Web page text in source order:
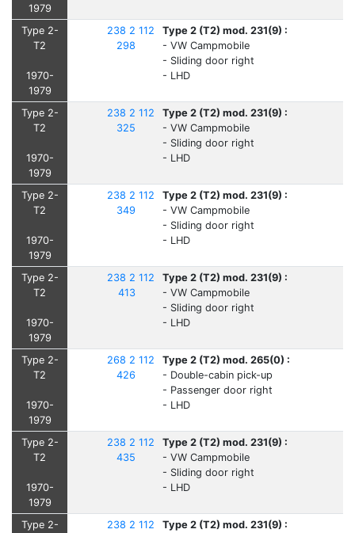
1979
Type 2-
T2
1970-
1979
238 2 112
298
Type 2 (T2) mod. 231(9) :
- VW Campmobile
- Sliding door right
- LHD
Type 2-
T2
1970-
1979
238 2 112
325
Type 2 (T2) mod. 231(9) :
- VW Campmobile
- Sliding door right
- LHD
Type 2-
T2
1970-
1979
238 2 112
349
Type 2 (T2) mod. 231(9) :
- VW Campmobile
- Sliding door right
- LHD
Type 2-
T2
1970-
1979
238 2 112
413
Type 2 (T2) mod. 231(9) :
- VW Campmobile
- Sliding door right
- LHD
Type 2-
T2
1970-
1979
268 2 112
426
Type 2 (T2) mod. 265(0) :
- Double-cabin pick-up
- Passenger door right
- LHD
Type 2-
T2
1970-
1979
238 2 112
435
Type 2 (T2) mod. 231(9) :
- VW Campmobile
- Sliding door right
- LHD
Type 2-
238 2 112
Type 2 (T2) mod. 231(9) :